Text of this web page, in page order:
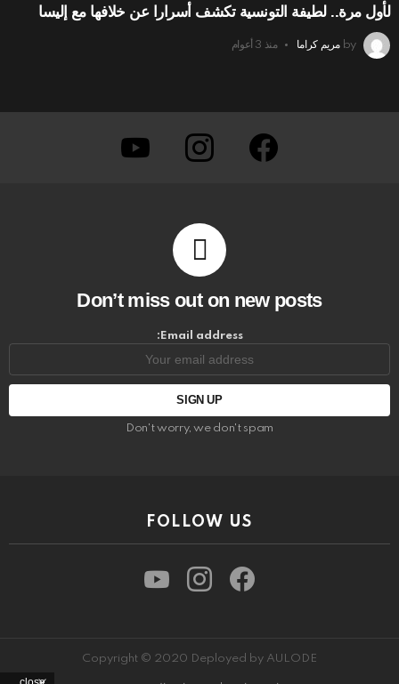
لأول مرة.. لطيفة التونسية تكشف أسرارا عن خلافها مع إليسا
by مريم كراما منذ 3 أعوام
facebook
instagram
Don’t miss out on new posts
Email address:
Don't worry, we don't spam
FOLLOW US
Copyright © 2020 Deployed by AULODE